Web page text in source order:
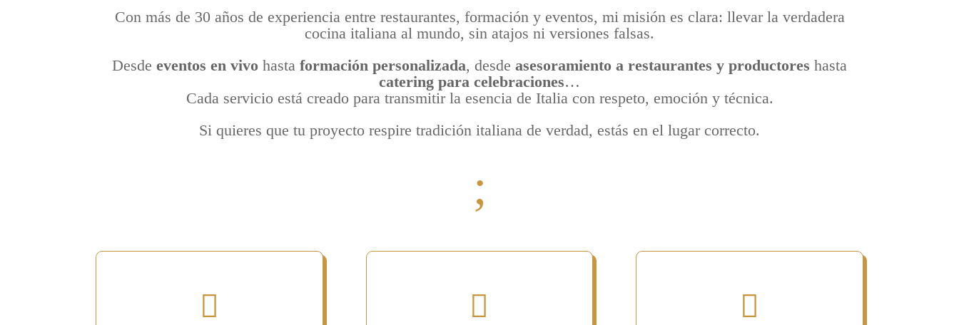
Con más de 30 años de experiencia entre restaurantes, formación y eventos, mi misión es clara: llevar la verdadera
cocina italiana al mundo, sin atajos ni versiones falsas.
Desde eventos en vivo hasta formación personalizada, desde asesoramiento a restaurantes y productores hasta
catering para celebraciones…
Cada servicio está creado para transmitir la esencia de Italia con respeto, emoción y técnica.
Si quieres que tu proyecto respire tradición italiana de verdad, estás en el lugar correcto.
;
  